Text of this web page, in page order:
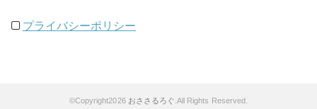
プライバシーポリシー
©Copyright2026 おささるろぐ .All Rights Reserved.